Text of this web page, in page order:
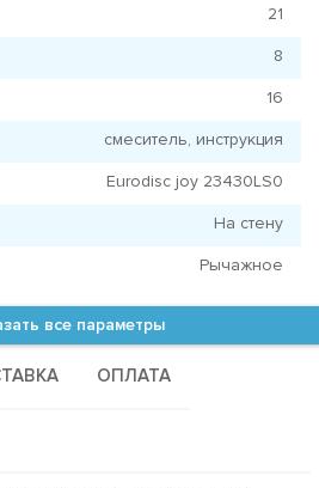
21
8
16
смеситель, инструкция
Eurodisc joy 23430LS0
На стену
Рычажное
все параметры
ОПЛАТА